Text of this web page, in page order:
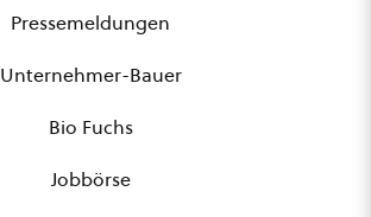
Pressemeldungen
Unternehmer-Bauer
Bio Fuchs
Jobbörse